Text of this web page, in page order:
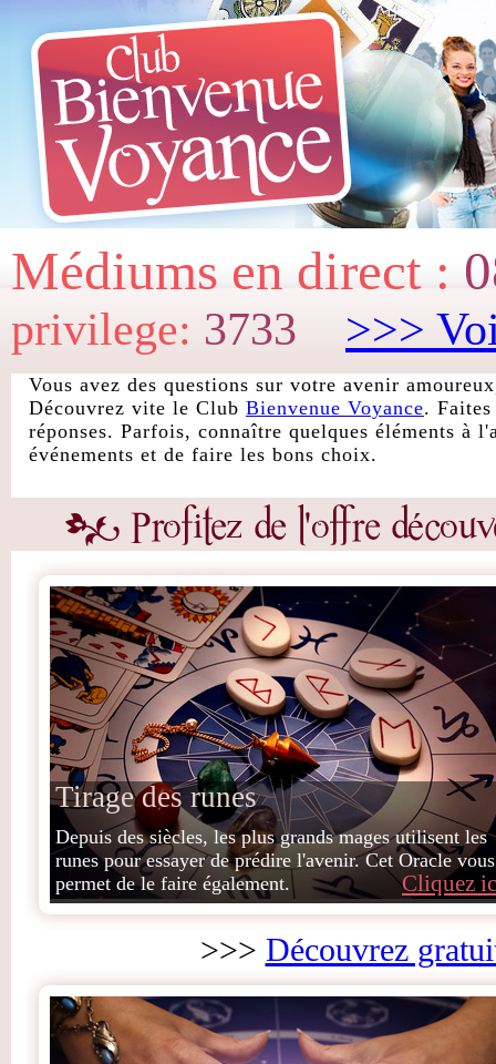
Médiums en direct :
privilege: 3733 >>>
Vous avez des questions sur votre avenir
Découvrez vite le Club Bienvenue Voyance.
réponses. Parfois, connaître quelques éléments à
événements et de faire les bons choix.
Tirage des runes
Cliquez
Depuis des siècles, les plus grands mages utilisent les
runes pour essayer de prédire l'avenir. Cet Oracle vous
permet de le faire également.
>>> Découvrez